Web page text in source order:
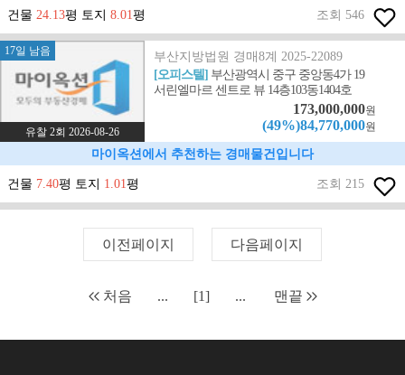
건물 24.13평 토지 8.01평 조회 546
17일 남음
유찰 2회 2026-08-26
부산지방법원 경매8계 2025-22089
[오피스텔] 부산광역시 중구 중앙동4가 19
서린엘마르 센트로 뷰 14층103동1404호
173,000,000원
(49%)84,770,000원
마이옥션에서 추천하는 경매물건입니다
건물 7.40평 토지 1.01평 조회 215
이전페이지 다음페이지
처음 ... [1] ... 맨끝